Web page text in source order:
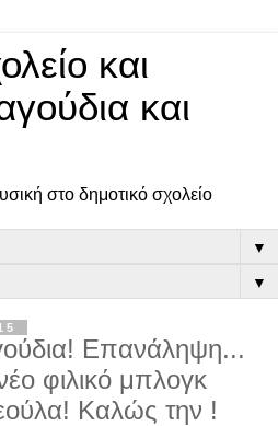
και
και
στο δημοτικό σχολείο
▼
▼
Επανάληψη...
φιλικό μπλογκ
Καλώς την !